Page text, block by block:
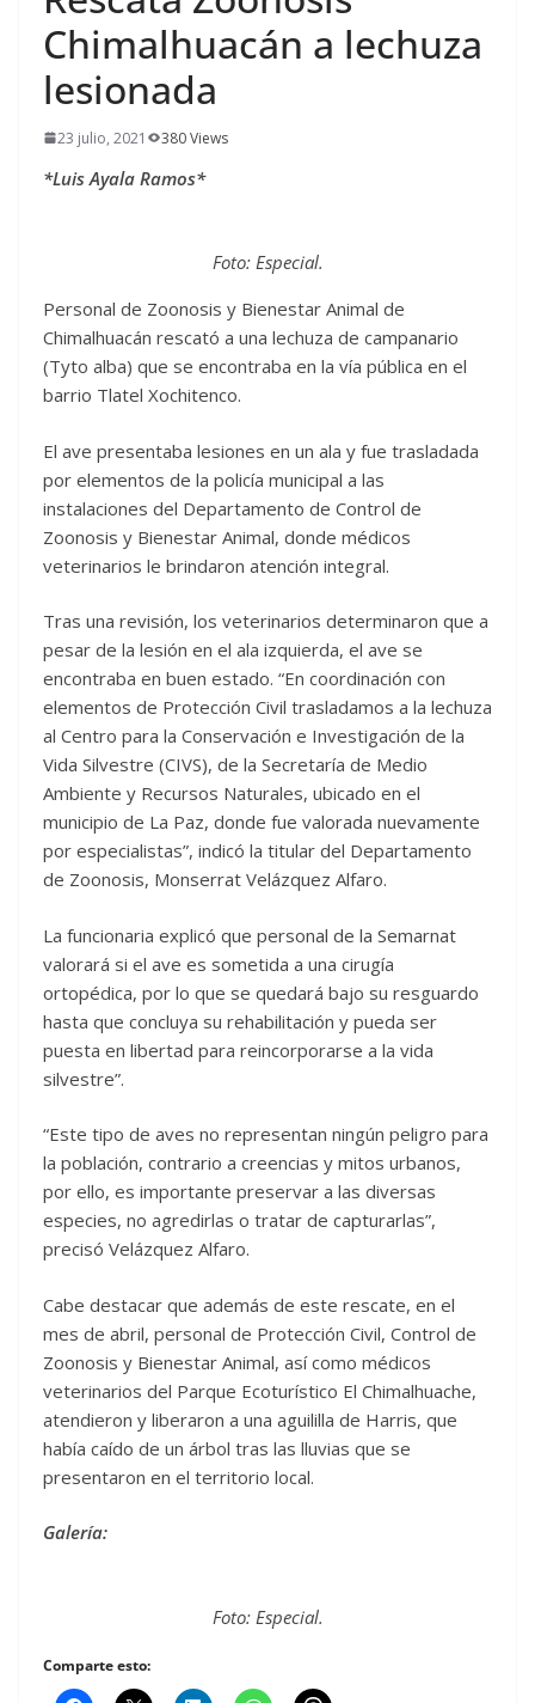
Chimalhuacán a lechuza
lesionada
23 julio, 2021 380 Views
*Luis Ayala Ramos*
Foto: Especial.
Personal de Zoonosis y Bienestar Animal de
Chimalhuacán rescató a una lechuza de campanario
(Tyto alba) que se encontraba en la vía pública en el
barrio Tlatel Xochitenco.
El ave presentaba lesiones en un ala y fue trasladada
por elementos de la policía municipal a las
instalaciones del Departamento de Control de
Zoonosis y Bienestar Animal, donde médicos
veterinarios le brindaron atención integral.
Tras una revisión, los veterinarios determinaron que a
pesar de la lesión en el ala izquierda, el ave se
encontraba en buen estado. “En coordinación con
elementos de Protección Civil trasladamos a la lechuza
al Centro para la Conservación e Investigación de la
Vida Silvestre (CIVS), de la Secretaría de Medio
Ambiente y Recursos Naturales, ubicado en el
municipio de La Paz, donde fue valorada nuevamente
por especialistas”, indicó la titular del Departamento
de Zoonosis, Monserrat Velázquez Alfaro.
La funcionaria explicó que personal de la Semarnat
valorará si el ave es sometida a una cirugía
ortopédica, por lo que se quedará bajo su resguardo
hasta que concluya su rehabilitación y pueda ser
puesta en libertad para reincorporarse a la vida
silvestre”.
“Este tipo de aves no representan ningún peligro para
la población, contrario a creencias y mitos urbanos,
por ello, es importante preservar a las diversas
especies, no agredirlas o tratar de capturarlas”,
precisó Velázquez Alfaro.
Cabe destacar que además de este rescate, en el
mes de abril, personal de Protección Civil, Control de
Zoonosis y Bienestar Animal, así como médicos
veterinarios del Parque Ecoturístico El Chimalhuache,
atendieron y liberaron a una aguililla de Harris, que
había caído de un árbol tras las lluvias que se
presentaron en el territorio local.
Galería:
Foto: Especial.
Comparte esto: